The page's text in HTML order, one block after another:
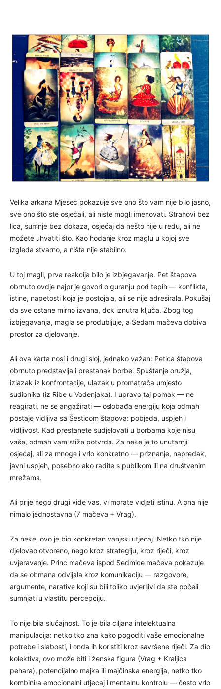
Velika arkana Mjesec pokazuje sve ono što vam nije bilo jasno,
sve ono što ste osjećali, ali niste mogli imenovati. Strahovi bez
lica, sumnje bez dokaza, osjećaj da nešto nije u redu, ali ne
možete uhvatiti što. Kao hodanje kroz maglu u kojoj sve
izgleda stvarno, a ništa nije stabilno.
U toj magli, prva reakcija bilo je izbjegavanje. Pet štapova
obrnuto ovdje najprije govori o guranju pod tepih — konflikta,
istine, napetosti koja je postojala, ali se nije adresirala. Pokušaj
da sve ostane mirno izvana, dok iznutra ključa. Zbog tog
izbjegavanja, magla se produbljuje, a Sedam mačeva dobiva
prostor za djelovanje.
Ali ova karta nosi i drugi sloj, jednako važan: Petica štapova
obrnuto predstavlja i prestanak borbe. Spuštanje oružja,
izlazak iz konfrontacije, ulazak u promatrača umjesto
sudionika (iz Ribe u Vodenjaka). I upravo taj pomak — ne
reagirati, ne se angažirati — oslobađa energiju koja odmah
postaje vidljiva sa Šesticom štapova: pobjeda, uspjeh i
vidljivost. Kad prestanete sudjelovati u borbama koje nisu
vaše, odmah vam stiže potvrda. Za neke je to unutarnji
osjećaj, ali za mnoge i vrlo konkretno — priznanje, napredak,
javni uspjeh, posebno ako radite s publikom ili na društvenim
mrežama.
Ali prije nego drugi vide vas, vi morate vidjeti istinu. A ona nije
nimalo jednostavna (7 mačeva + Vrag).
Za neke, ovo je bio konkretan vanjski utjecaj. Netko tko nije
djelovao otvoreno, nego kroz strategiju, kroz riječi, kroz
uvjeravanje. Princ mačeva ispod Sedmice mačeva pokazuje
da se obmana odvijala kroz komunikaciju — razgovore,
argumente, narative koji su bili toliko uvjerljivi da ste počeli
sumnjati u vlastitu percepciju.
To nije bila slučajnost. To je bila ciljana intelektualna
manipulacija: netko tko zna kako pogoditi vaše emocionalne
potrebe i slabosti, i onda ih koristiti kroz savršene riječi. Za dio
kolektiva, ovo može biti i ženska figura (Vrag + Kraljica
pehara), potencijalno majka ili majčinska energija, netko tko
kombinira emocionalni utjecaj i mentalnu kontrolu — često vrlo